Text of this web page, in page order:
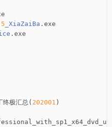
5 _XiaZaiBa .
.
终极汇总( 202001 )